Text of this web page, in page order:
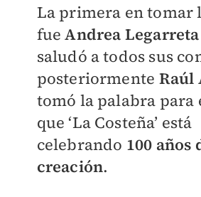
La primera en tomar
fueAndrea Legarreta
saludó a todos sus
posteriormente Raúl
tomó la palabra para
que ‘La Costeña’ está
celebrando 100 años
creación.